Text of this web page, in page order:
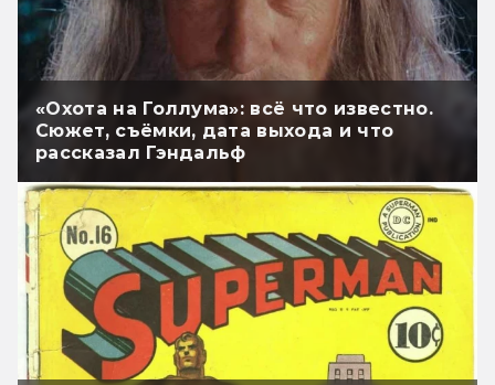
«Охота на Голлума»: всё что известно.
Сюжет, съёмки, дата выхода и что
рассказал Гэндальф